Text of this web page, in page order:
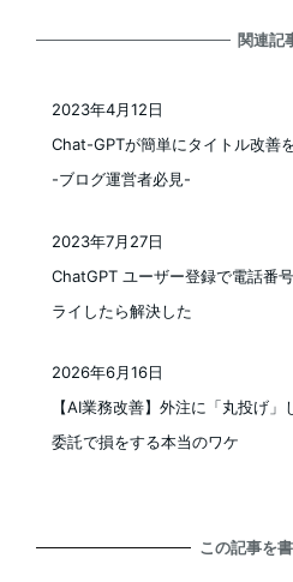
関連記
Chat-GPTが簡単にタイトル改善
-ブログ運営者必見-
2023年4月12日
ChatGPT ユーザー登録で電話番
ライしたら解決した
2023年7月27日
【AI業務改善】外注に「丸投げ
委託で損をする本当のワケ
2026年6月16日
この記事を